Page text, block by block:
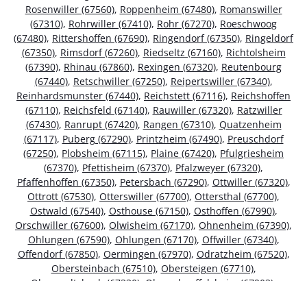
Rosenwiller (67560), Roppenheim (67480), Romanswiller
(67310), Rohrwiller (67410), Rohr (67270), Roeschwoog
(67480), Rittershoffen (67690), Ringendorf (67350), Ringeldorf
(67350), Rimsdorf (67260), Riedseltz (67160), Richtolsheim
(67390), Rhinau (67860), Rexingen (67320), Reutenbourg
(67440), Retschwiller (67250), Reipertswiller (67340),
Reinhardsmunster (67440), Reichstett (67116), Reichshoffen
(67110), Reichsfeld (67140), Rauwiller (67320), Ratzwiller
(67430), Ranrupt (67420), Rangen (67310), Quatzenheim
(67117), Puberg (67290), Printzheim (67490), Preuschdorf
(67250), Plobsheim (67115), Plaine (67420), Pfulgriesheim
(67370), Pfettisheim (67370), Pfalzweyer (67320),
Pfaffenhoffen (67350), Petersbach (67290), Ottwiller (67320),
Ottrott (67530), Otterswiller (67700), Ottersthal (67700),
Ostwald (67540), Osthouse (67150), Osthoffen (67990),
Orschwiller (67600), Olwisheim (67170), Ohnenheim (67390),
Ohlungen (67590), Ohlungen (67170), Offwiller (67340),
Offendorf (67850), Oermingen (67970), Odratzheim (67520),
Obersteinbach (67510), Obersteigen (67710),